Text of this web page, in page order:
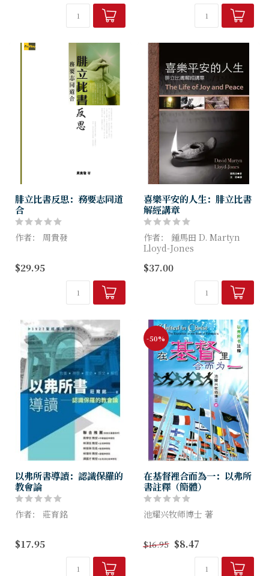
會面對的攪擾和分裂。
幾個世紀過去了，保羅的論...
“ 经文原意”：帮助读者明
白圣经经文在原来历史处境中
腓立比書反思：務要志同道
合
作者： 周貴發
的思想脈絡，釐清不同學者的
看法，以深入淺出的文字，一
層一層的抽絲剝繭，得出此書
信的主題信息在一27-30，旨
$29.95
喜樂平安的人生：腓立比書
解經講章
作者： 鍾馬田 D. Martyn
Lloyd-Jones
「人生中最重要的與其說是我
們會遭遇甚麼事，不如說是我
們怎麼看待那些事。」
$37.00
以弗所書導讀：認識保羅的
教會論
作者： 莊育銘
常把以弗所書的六章，分為前
三章與後三章。前三章保羅花
了很多篇幅，詳細講解關於教
$17.95
-50%
在基督裡合而為一：以弗所
書註釋（簡體）
池耀兴牧师博士 著
追求圣灵所赐合而为一的心！
这本书的重要功用之一，是解
释与促进主内的合一。
$16.95 $8.47